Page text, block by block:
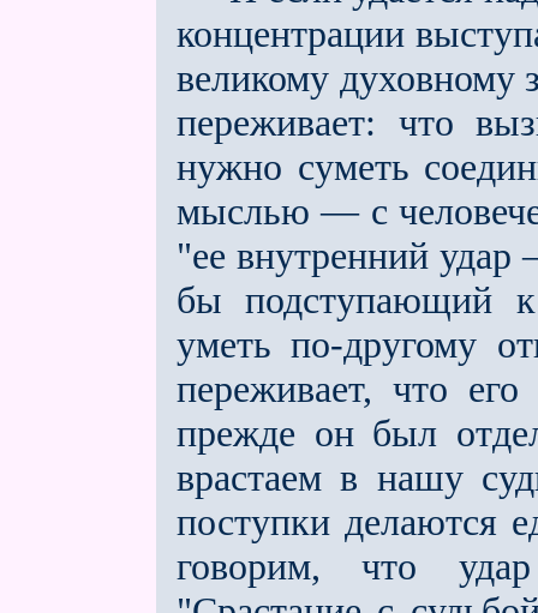
концентрации
великому духовному
переживает: что
нужно суметь
мыслью — с
"ее внутренний
бы подступающий
уметь по-другому
переживает, что
прежде он был
врастаем в на­шу
поступки делаются
говорим, что